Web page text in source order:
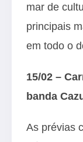
mar de
principais
em todo o
15/02 –
banda
As prévias